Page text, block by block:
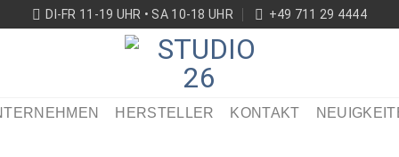
DI-FR 11-19 UHR • SA 10-18 UHR +49 711 29 4444
HERSTELLER KONTAKT